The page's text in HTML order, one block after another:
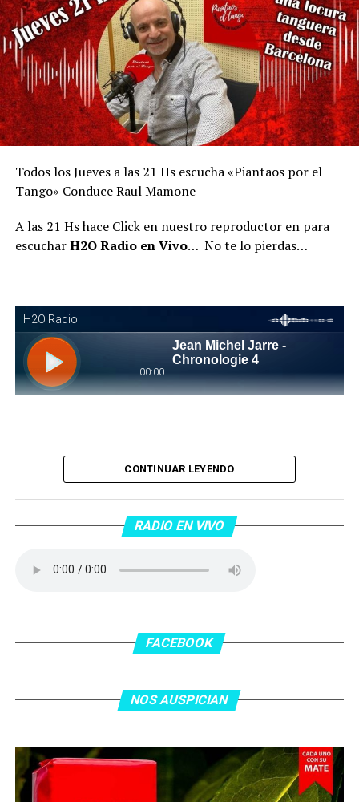
Todos los Jueves a las 21 Hs escucha «Piantaos por el
Tango» Conduce Raul Mamone
A las 21 Hs hace Click en nuestro reproductor en para
escucharH2O Radio en Vivo… No te lo pierdas…
Piantaos por el Tango. Piantaos por el Tango es un
programa radiofónico semanal conducido y dirigido por
Raúl Mamone con el objetivo de difundir el Tango desde
O ingresa
de nuestras redes sociales Te
CONTINUAR LEYENDO
RADIO EN VIVO
FACEBOOK
NOS AUSPICIAN